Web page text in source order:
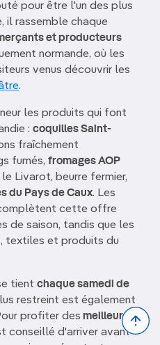
pour être l'un des plus
il rassemble chaque
et producteurs
normande, où les
venus découvrir les
.
les produits qui font
: coquilles Saint-
fraîchement
fumés, fromages AOP
Livarot, beurre fermier,
du Pays de Caux. Les
cette offre
de saison, tandis que les
textiles et produits du
tient chaque samedi de
restreint est également
profiter des meilleurs
conseillé d'arriver avant to